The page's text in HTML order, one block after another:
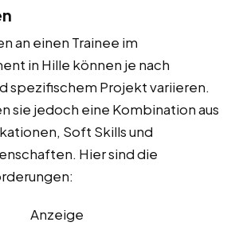
an einen Trainee im
in Hille können je nach
spezifischem Projekt variieren.
sie jedoch eine Kombination aus
Soft Skills und
Hier sind die
Anzeige